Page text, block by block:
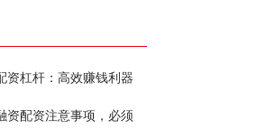
资杠杆：高效赚钱利器
资配资注意事项，必须